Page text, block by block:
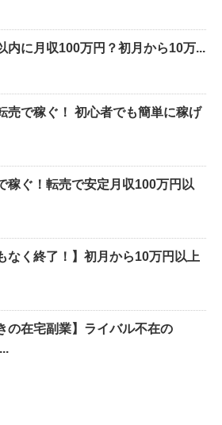
内に月収100万円？初月から10万...
売で稼ぐ！ 初心者でも簡単に稼げ
稼ぐ！転売で安定月収100万円以
なく終了！】初月から10万円以上
の在宅副業】ライバル不在の